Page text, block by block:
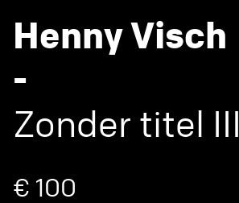
Henny Visch
-
Zonder titel III
€ 100